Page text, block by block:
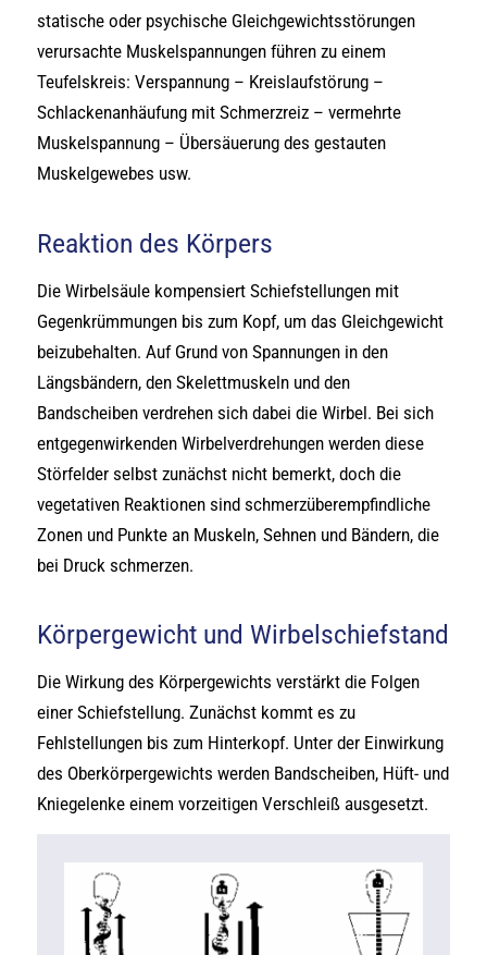
statische oder psychische Gleichgewichtsstörungen
verursachte Muskelspannungen führen zu einem
Teufelskreis: Verspannung – Kreislaufstörung –
Schlackenanhäufung mit Schmerzreiz – vermehrte
Muskelspannung – Übersäuerung des gestauten
Muskelgewebes usw.
Reaktion des Körpers
Die Wirbelsäule kompensiert Schiefstellungen mit
Gegenkrümmungen bis zum Kopf, um das Gleichgewicht
beizubehalten. Auf Grund von Spannungen in den
Längsbändern, den Skelettmuskeln und den
Bandscheiben verdrehen sich dabei die Wirbel. Bei sich
entgegenwirkenden Wirbelverdrehungen werden diese
Störfelder selbst zunächst nicht bemerkt, doch die
vegetativen Reaktionen sind schmerzüberempfindliche
Zonen und Punkte an Muskeln, Sehnen und Bändern, die
bei Druck schmerzen.
Körpergewicht und Wirbelschiefstand
Die Wirkung des Körpergewichts verstärkt die Folgen
einer Schiefstellung. Zunächst kommt es zu
Fehlstellungen bis zum Hinterkopf. Unter der Einwirkung
des Oberkörpergewichts werden Bandscheiben, Hüft- und
Kniegelenke einem vorzeitigen Verschleiß ausgesetzt.